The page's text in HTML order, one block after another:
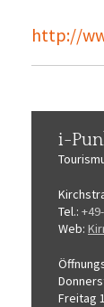
http://
i-
Tel.:
Web:
Freitag